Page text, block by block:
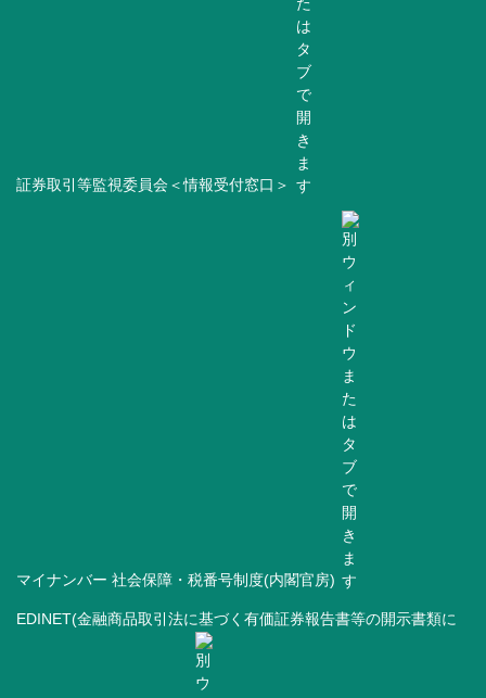
証券取引等監視委員会＜情報受付窓口＞
マイナンバー 社会保障・税番号制度(内閣官房)
EDINET(金融商品取引法に基づく有価証券報告書等の開示書類に